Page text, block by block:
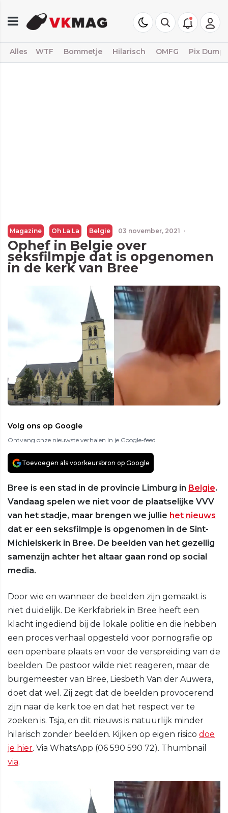
Alles WTF Bommetje Hilarisch OMFG Pix Dump
Magazine Oh La La Belgie 03 november, 2021 ·
Ophef in Belgie over
seksfilmpje dat is opgenomen
in de kerk van Bree
Volg ons op Google
Ontvang onze nieuwste verhalen in je Google-feed
Toevoegen als voorkeursbron op Google
Bree is een stad in de provincie Limburg in Belgie.
Vandaag spelen we niet voor de plaatselijke VVV
van het stadje, maar brengen we jullie het nieuws
dat er een seksfilmpje is opgenomen in de Sint-
Michielskerk in Bree. De beelden van het gezellig
samenzijn achter het altaar gaan rond op social
media.
Door wie en wanneer de beelden zijn gemaakt is
niet duidelijk. De Kerkfabriek in Bree heeft een
klacht ingediend bij de lokale politie en die hebben
een proces verhaal opgesteld voor pornografie op
een openbare plaats en voor de verspreiding van de
beelden. De pastoor wilde niet reageren, maar de
burgemeester van Bree, Liesbeth Van der Auwera,
doet dat wel. Zij zegt dat de beelden provocerend
zijn naar de kerk toe en dat het respect ver te
zoeken is. Tsja, en dit nieuws is natuurlijk minder
hilarisch zonder beelden. Kijken op eigen risico doe
je hier. Via WhatsApp (06 590 590 72). Thumbnail
via.